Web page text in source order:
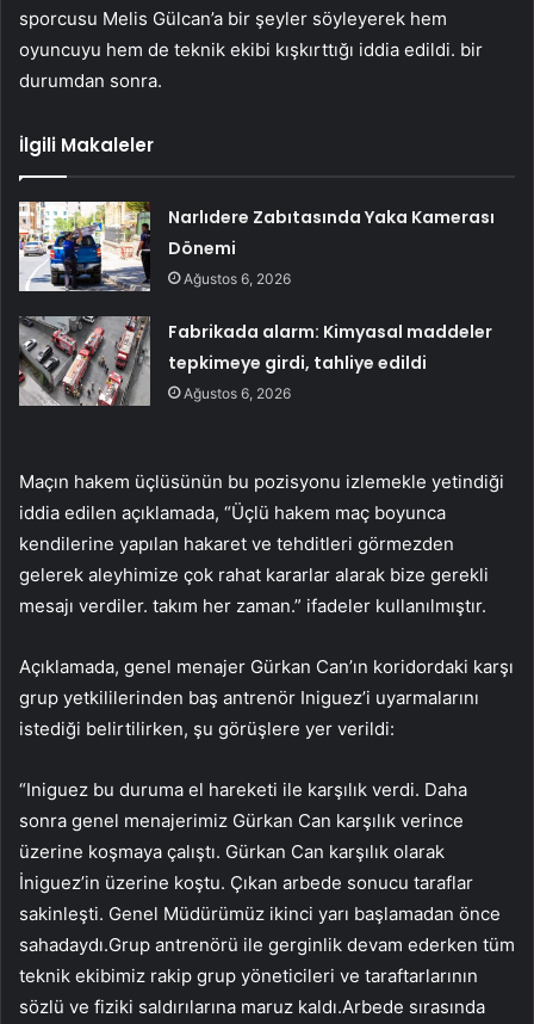
sporcusu Melis Gülcan’a bir şeyler söyleyerek hem
oyuncuyu hem de teknik ekibi kışkırttığı iddia edildi. bir
durumdan sonra.
İlgili Makaleler
Narlıdere Zabıtasında Yaka Kamerası
Dönemi
Ağustos 6, 2026
Fabrikada alarm: Kimyasal maddeler
tepkimeye girdi, tahliye edildi
Ağustos 6, 2026
Maçın hakem üçlüsünün bu pozisyonu izlemekle yetindiği
iddia edilen açıklamada, “Üçlü hakem maç boyunca
kendilerine yapılan hakaret ve tehditleri görmezden
gelerek aleyhimize çok rahat kararlar alarak bize gerekli
mesajı verdiler. takım her zaman.” ifadeler kullanılmıştır.
Açıklamada, genel menajer Gürkan Can’ın koridordaki karşı
grup yetkililerinden baş antrenör Iniguez’i uyarmalarını
istediği belirtilirken, şu görüşlere yer verildi:
“Iniguez bu duruma el hareketi ile karşılık verdi. Daha
sonra genel menajerimiz Gürkan Can karşılık verince
üzerine koşmaya çalıştı. Gürkan Can karşılık olarak
İniguez’in üzerine koştu. Çıkan arbede sonucu taraflar
sakinleşti. Genel Müdürümüz ikinci yarı başlamadan önce
sahadaydı.Grup antrenörü ile gerginlik devam ederken tüm
teknik ekibimiz rakip grup yöneticileri ve taraftarlarının
sözlü ve fiziki saldırılarına maruz kaldı.Arbede sırasında